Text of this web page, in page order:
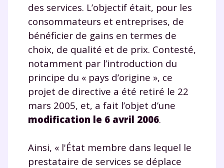
des services. L’objectif était, pour les
consommateurs et entreprises, de
bénéficier de gains en termes de
choix, de qualité et de prix. Contesté,
notamment par l’introduction du
principe du « pays d’origine », ce
projet de directive a été retiré le 22
mars 2005, et, a fait l’objet d’une
modification le 6 avril 2006.
Ainsi, « l'État membre dans lequel le
prestataire de services se déplace
Envie de progresser
et de réussir votre
année scolaire ?
Testez gratuitement
pendant 24h notre
plateforme de soutien